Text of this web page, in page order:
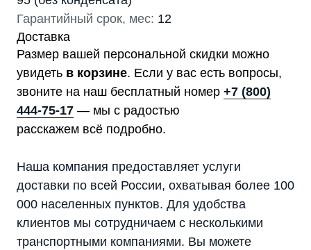
Гарантийный срок, мес: 12
Доставка
Размер вашей персональной скидки можно
увидеть в корзине. Если у вас есть вопросы,
звоните на наш бесплатный номер +7 (800)
444-75-17 — мы с радостью
расскажем всё подробно.
Наша компания предоставляет услуги
доставки по всей России, охватывая более 100
000 населенных пунктов. Для удобства
клиентов мы сотрудничаем с несколькими
транспортными компаниями. Вы можете